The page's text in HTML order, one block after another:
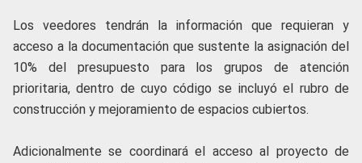
Los veedores tendrán la información que requieran y
acceso a la documentación que sustente la asignación del
10% del presupuesto para los grupos de atención
prioritaria, dentro de cuyo código se incluyó el rubro de
construcción y mejoramiento de espacios cubiertos.
Adicionalmente se coordinará el acceso al proyecto de